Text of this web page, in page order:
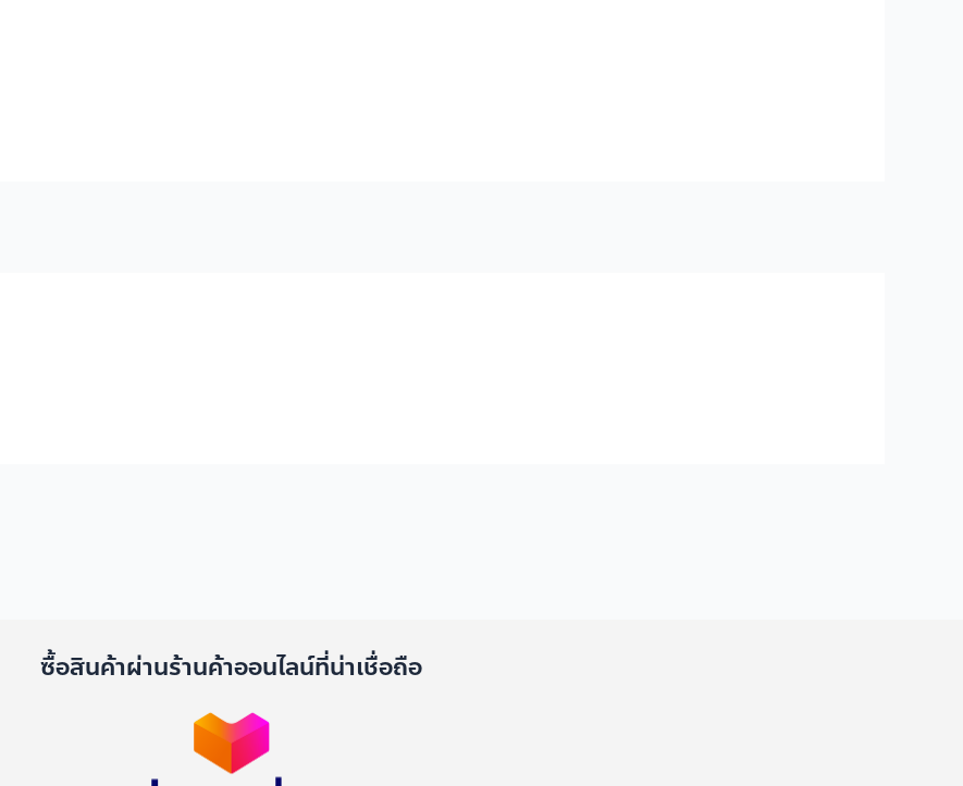
ซื้อสินค้าผ่านร้านค้าออนไลน์ที่น่าเชื่อถือ